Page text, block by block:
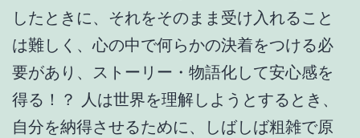
したときに、それをそのまま受け入れること
は難しく、心の中で何らかの決着をつける必
要があり、ストーリー・物語化して安心感を
得る！？ 人は世界を理解しようとするとき、
自分を納得させるために、しばしば粗雑で原